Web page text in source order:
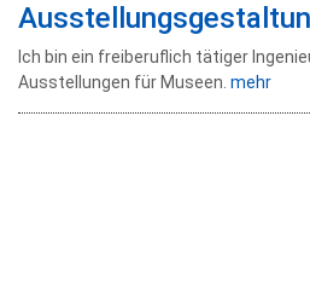
Ich bin ein freiberuflich tätiger
Ausstellungen für Museen. mehr